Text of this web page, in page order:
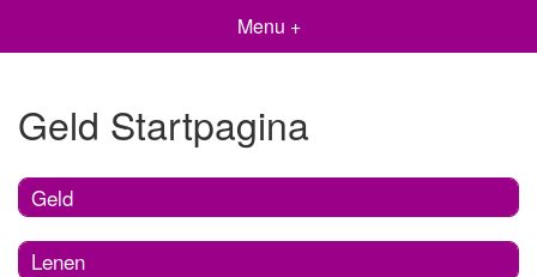
Menu +
Geld Startpagina
Geld
Lenen